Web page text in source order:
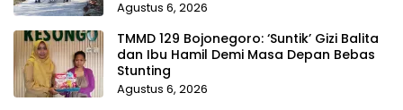
Agustus 6, 2026
TMMD 129 Bojonegoro: ‘Suntik’ Gizi Balita
dan Ibu Hamil Demi Masa Depan Bebas
Stunting
Agustus 6, 2026